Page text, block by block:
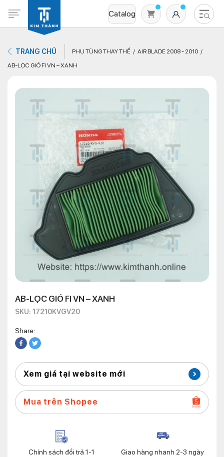
Catalog
Không có sản phẩm nào trong giỏ hàng
TRANG CHỦ PHỤ TÙNG THAY THẾ
AIR BLADE 2008 - 2010
AB-LỌC GIÓ FI VN – XANH
AB-LỌC GIÓ FI VN – XANH
SKU: 17210KVGV20
Share:
Xem giá tại website mới
Mua trên Shopee
Chính sách đổi trả 1-1 Giao hàng nhanh 2-3 ngày